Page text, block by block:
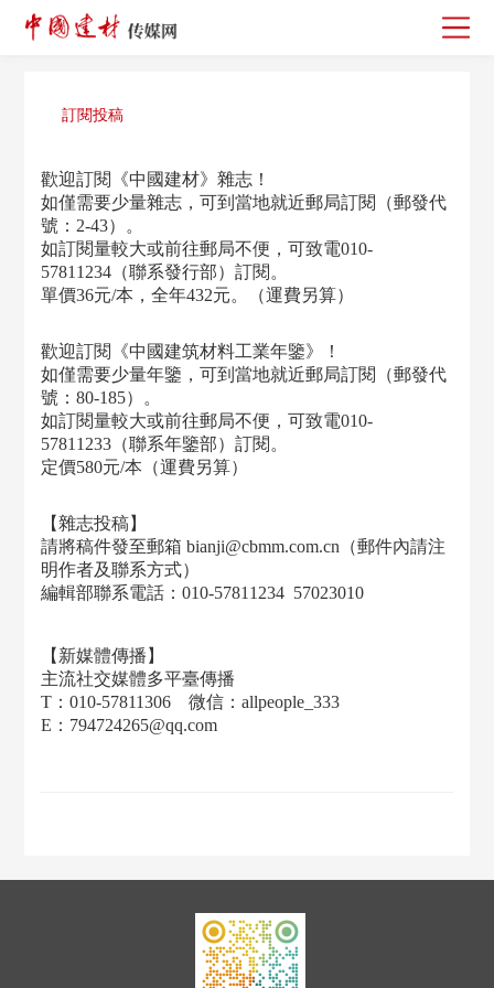
訂閱投稿
歡迎訂閱《中國建材》雜志！
如僅需要少量雜志，可到當地就近郵局訂閱（郵發代
號：2-43）。
如訂閱量較大或前往郵局不便，可致電010-
57811234（聯系發行部）訂閱。
單價36元/本，全年432元。（運費另算）
歡迎訂閱《中國建筑材料工業年鑒》！
如僅需要少量年鑒，可到當地就近郵局訂閱（郵發代
號：80-185）。
如訂閱量較大或前往郵局不便，可致電010-
57811233（聯系年鑒部）訂閱。
定價580元/本（運費另算）
【雜志投稿】
請將稿件發至郵箱 bianji@cbmm.com.cn（郵件內請注
明作者及聯系方式）
編輯部聯系電話：010-57811234 57023010
【新媒體傳播】
主流社交媒體多平臺傳播
T：010-57811306 微信：allpeople_333
E：794724265@qq.com